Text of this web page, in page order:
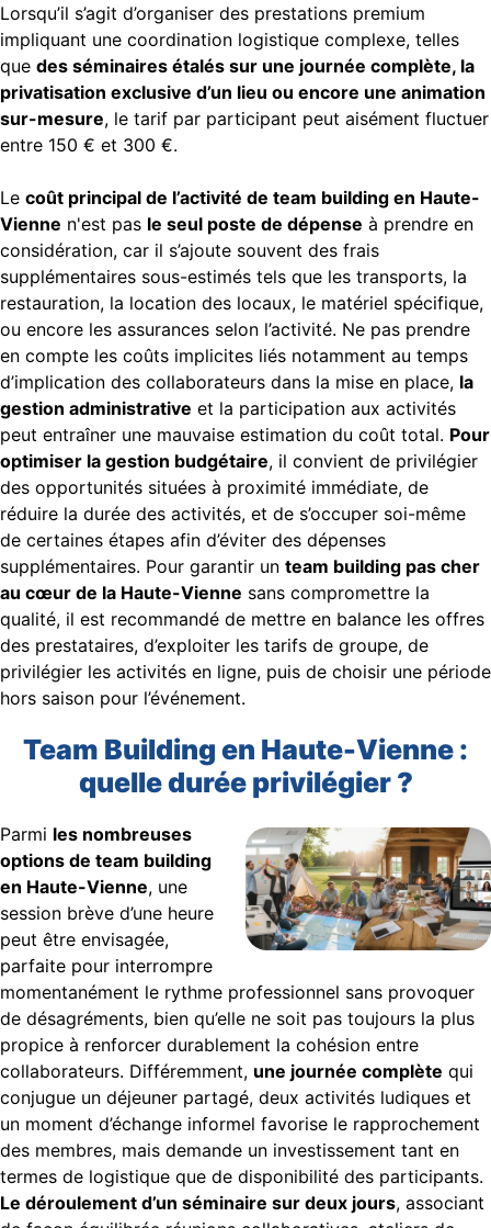
Lorsqu’il s’agit d’organiser des prestations premium
impliquant une coordination logistique complexe, telles
que des séminaires étalés sur une journée complète, la
privatisation exclusive d’un lieu ou encore une animation
sur-mesure, le tarif par participant peut aisément fluctuer
entre 150 € et 300 €.
Le coût principal de l’activité de team building en Haute-
Vienne n'est pas le seul poste de dépense à prendre en
considération, car il s’ajoute souvent des frais
supplémentaires sous-estimés tels que les transports, la
restauration, la location des locaux, le matériel spécifique,
ou encore les assurances selon l’activité. Ne pas prendre
en compte les coûts implicites liés notamment au temps
d’implication des collaborateurs dans la mise en place, la
gestion administrative et la participation aux activités
peut entraîner une mauvaise estimation du coût total. Pour
optimiser la gestion budgétaire, il convient de privilégier
des opportunités situées à proximité immédiate, de
réduire la durée des activités, et de s’occuper soi-même
de certaines étapes afin d’éviter des dépenses
supplémentaires. Pour garantir un team building pas cher
au cœur de la Haute-Vienne sans compromettre la
qualité, il est recommandé de mettre en balance les offres
des prestataires, d’exploiter les tarifs de groupe, de
privilégier les activités en ligne, puis de choisir une période
hors saison pour l’événement.
Team Building en Haute-Vienne :
quelle durée privilégier ?
Parmi les nombreuses
options de team building
en Haute-Vienne, une
session brève d’une heure
peut être envisagée,
parfaite pour interrompre
momentanément le rythme professionnel sans provoquer
de désagréments, bien qu’elle ne soit pas toujours la plus
propice à renforcer durablement la cohésion entre
collaborateurs. Différemment, une journée complète qui
conjugue un déjeuner partagé, deux activités ludiques et
un moment d’échange informel favorise le rapprochement
des membres, mais demande un investissement tant en
termes de logistique que de disponibilité des participants.
Le déroulement d’un séminaire sur deux jours, associant